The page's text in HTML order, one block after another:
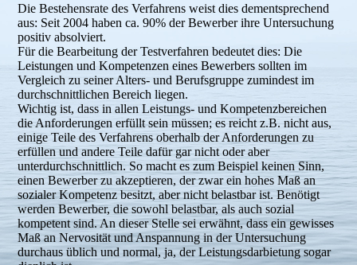
Die Bestehensrate des Verfahrens weist dies dementsprechend
aus: Seit 2004 haben ca. 90% der Bewerber ihre Untersuchung
positiv absolviert.
Für die Bearbeitung der Testverfahren bedeutet dies: Die
Leistungen und Kompetenzen eines Bewerbers sollten im
Vergleich zu seiner Alters- und Berufsgruppe zumindest im
durchschnittlichen Bereich liegen.
Wichtig ist, dass in allen Leistungs- und Kompetenzbereichen
die Anforderungen erfüllt sein müssen; es reicht z.B. nicht aus,
einige Teile des Verfahrens oberhalb der Anforderungen zu
erfüllen und andere Teile dafür gar nicht oder aber
unterdurchschnittlich. So macht es zum Beispiel keinen Sinn,
einen Bewerber zu akzeptieren, der zwar ein hohes Maß an
sozialer Kompetenz besitzt, aber nicht belastbar ist. Benötigt
werden Bewerber, die sowohl belastbar, als auch sozial
kompetent sind. An dieser Stelle sei erwähnt, dass ein gewisses
Maß an Nervosität und Anspannung in der Untersuchung
durchaus üblich und normal, ja, der Leistungsdarbietung sogar